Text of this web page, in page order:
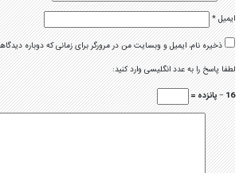
ایمیل*
ذخیره نام، ایمیل و وبسایت من در مرورگر برای زمانی که دوباره
لطفا پاسخ را به عدد انگلیسی وارد کنید:
16 − پانزده =